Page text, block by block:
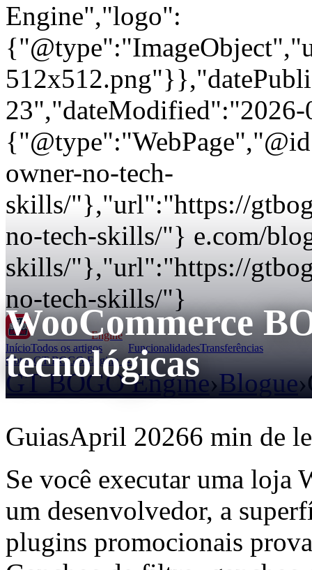
Engine","logo":
owner-no-tech-
skills/"},"url":"https://
no-tech-skills/"} e.com/
skills/"},"url":"https://
no-tech-skills/"}
GT BOGOEngine
InícioTodos os artigos FuncionalidadesTransferências
Obter GT BOGO Engine →
GT BOGO Engine›Blogue›
WooCommerce
tecnológicas
GuiasApril 20266 min de
Se você executar uma loja
um desenvolvedor, a
plugins promocionais